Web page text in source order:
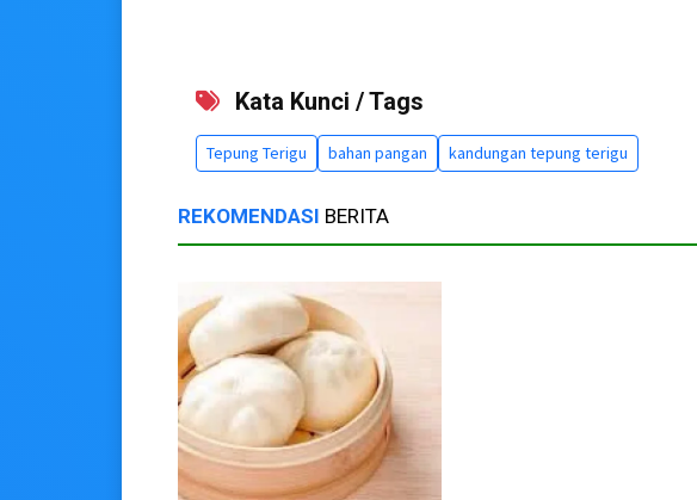
Kata Kunci / Tags
Tepung Terigu bahan pangan kandungan tepung terigu
REKOMENDASI BERITA